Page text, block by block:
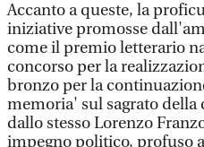
Accanto a queste, la
iniziative promosse
come il premio letterario
concorso per la
bronzo per la
memoria' sul sagrato
dallo stesso Lorenzo
impegno politico, profuso